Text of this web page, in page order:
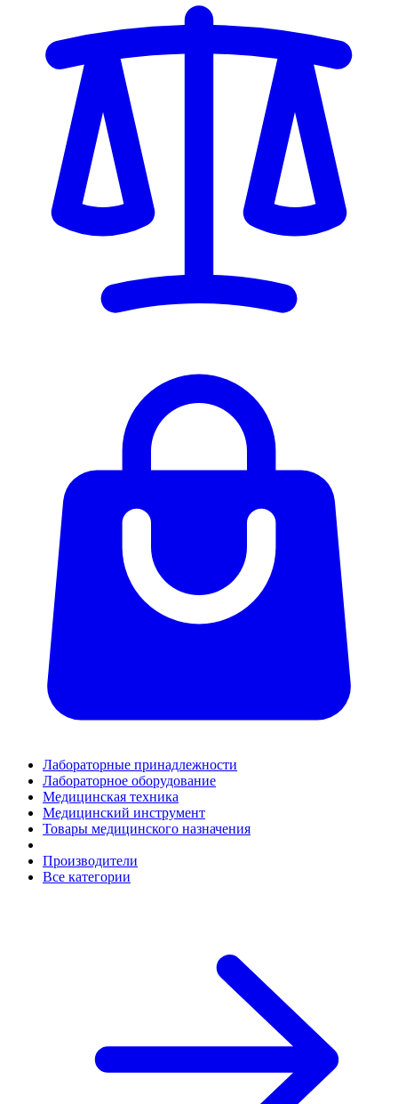
Лабораторные принадлежности
Лабораторное оборудование
Медицинская техника
Медицинский инструмент
Товары медицинского назначения
Производители
Все категории